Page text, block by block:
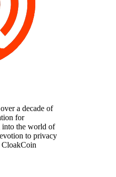
a decade of
for
into the world of
to privacy
CloakCoin